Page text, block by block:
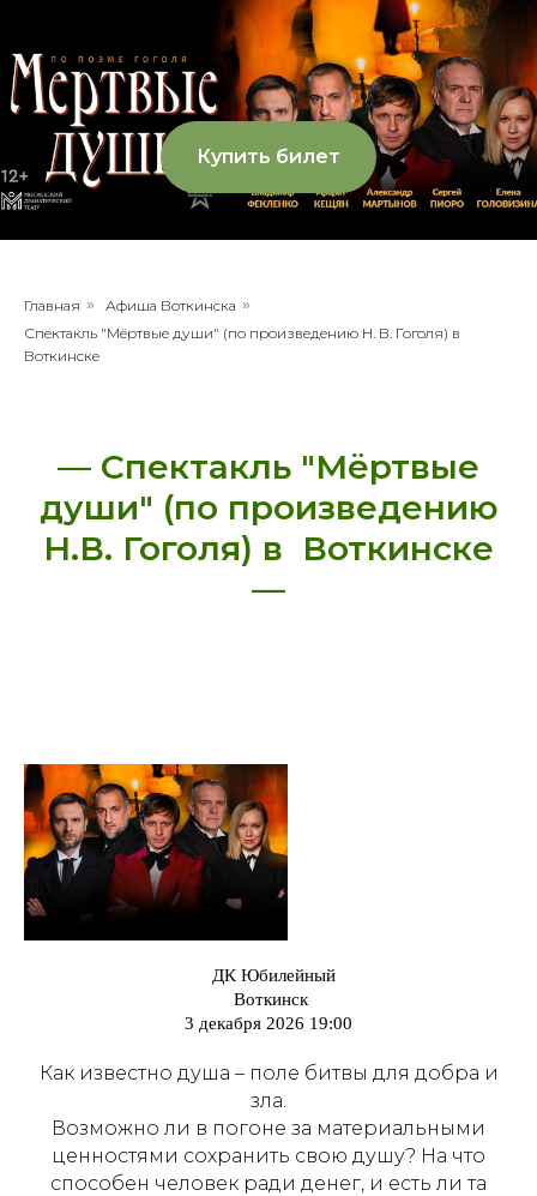
Купить билет
Главная » Афиша Воткинска »
Спектакль "Мёртвые души" (по произведению Н. В. Гоголя) в
Воткинске
— Спектакль "Мёртвые
души" (по произведению
Н.В. Гоголя) в Воткинске
—
ДК Юбилейный
Воткинск
3 декабря 2026 19:00
Как известно душа – поле битвы для добра и
зла.
Возможно ли в погоне за материальными
ценностями сохранить свою душу? На что
способен человек ради денег, и есть ли та